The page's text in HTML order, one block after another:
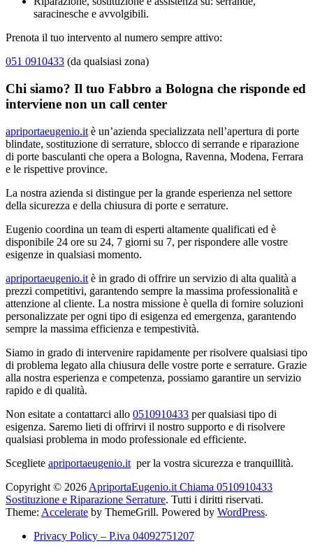
saracinesche e avvolgibili.
Prenota il tuo intervento al numero sempre attivo:
051 0910433 (da qualsiasi zona)
Chi siamo? Il tuo Fabbro a Bologna che risponde ed
interviene non un call center
apriportaeugenio.it è un’azienda specializzata nell’apertura di porte
blindate, sostituzione di serrature, sblocco di serrande e riparazione
di porte basculanti che opera a Bologna, Ravenna, Modena, Ferrara
e le rispettive province.
La nostra azienda si distingue per la grande esperienza nel settore
della sicurezza e della chiusura di porte e serrature.
Eugenio coordina un team di esperti altamente qualificati ed è
disponibile 24 ore su 24, 7 giorni su 7, per rispondere alle vostre
esigenze in qualsiasi momento.
apriportaeugenio.it è in grado di offrire un servizio di alta qualità a
prezzi competitivi, garantendo sempre la massima professionalità e
attenzione al cliente. La nostra missione è quella di fornire soluzioni
personalizzate per ogni tipo di esigenza ed emergenza, garantendo
sempre la massima efficienza e tempestività.
Siamo in grado di intervenire rapidamente per risolvere qualsiasi tipo
di problema legato alla chiusura delle vostre porte e serrature. Grazie
alla nostra esperienza e competenza, possiamo garantire un servizio
rapido e di qualità.
Non esitate a contattarci allo 0510910433 per qualsiasi tipo di
esigenza. Saremo lieti di offrirvi il nostro supporto e di risolvere
qualsiasi problema in modo professionale ed efficiente.
Scegliete apriportaeugenio.it per la vostra sicurezza e tranquillità.
Copyright © 2026 ApriportaEugenio.it Chiama 0510910433
Sostituzione e Riparazione Serrature. Tutti i diritti riservati.
Theme: Accelerate by ThemeGrill. Powered by WordPress.
Privacy Policy – P.iva 04092751207